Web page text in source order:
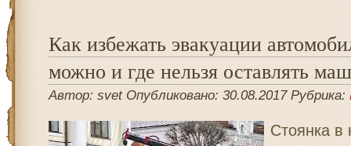
Как избежать эвакуации
можно и где нельзя оставлять
Автор: svet Опубликовано: 30.08.2017 Рубрика:
Стоянка в